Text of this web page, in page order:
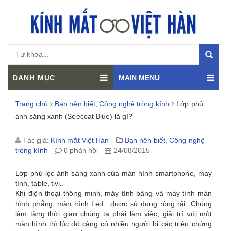
DANH MỤC MAIN MENU
Trang chủ Bạn nên biết Công nghệ tròng kính
Lớp phủ
ánh sáng xanh (Seecoat Blue) là gì?
LỚP
ÁNH
SÁNG
XANH
Tác giả: Kính mắt Việt Hàn Bạn nên biết Công nghệ
tròng kính
0 phản hồi 24/08/2015
Lớp phủ lọc ánh sáng xanh của màn hình smartphone, máy
tính, table, tivi..
Khi điện thoại thông minh, máy tính bảng và máy tính màn
hình phẳng, màn hình Led.. được sử dụng rộng rãi. Chúng
làm tăng thời gian chúng ta phải làm việc, giải trí với một
màn hình thì lúc đó càng có nhiều người bị các triệu chứng